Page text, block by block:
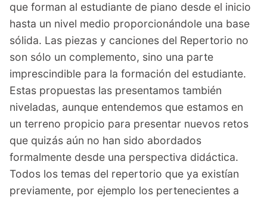
que forman al estudiante de piano desde el inicio
hasta un nivel medio proporcionándole una base
sólida. Las piezas y canciones del Repertorio no
son sólo un complemento, sino una parte
imprescindible para la formación del estudiante.
Estas propuestas las presentamos también
niveladas, aunque entendemos que estamos en
un terreno propicio para presentar nuevos retos
que quizás aún no han sido abordados
formalmente desde una perspectiva didáctica.
Todos los temas del repertorio que ya existían
previamente, por ejemplo los pertenecientes a